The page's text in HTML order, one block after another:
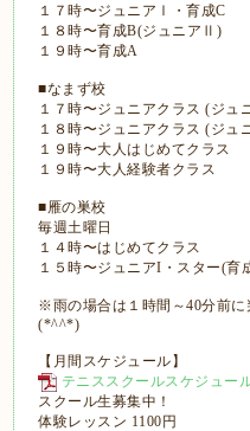
１７時〜ジュニアⅠ・育成C
１８時〜育成B(ジュニアⅡ)
１９時〜育成A
■なまず校
１７時〜ジュニアクラス (ジュ
１８時〜ジュニアクラス (ジュ
１９時〜大人はじめてクラス
１９時〜大人経験者クラス
■雁の巣校
毎週土曜日
１４時〜はじめてクラス
１５時〜ジュニアI・スター(育
※雨の場合は１時間～40分前
(*^^*)
【月間スケジュール】
テニススクールスケジュー
スクール生募集中！
体験レッスン 1100円